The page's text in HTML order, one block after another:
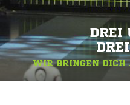
DREI
WIR BRINGEN DICH